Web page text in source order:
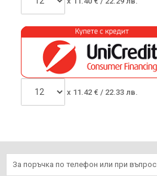
x 11.42 € / 22.33 лв.
За поръчка по телефон или при въпрос